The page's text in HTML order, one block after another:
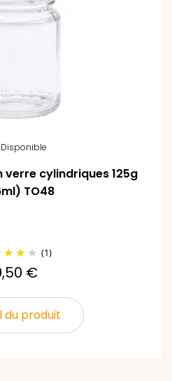
Disponible
verre cylindriques 125g
TO48
(1)
€
du produit